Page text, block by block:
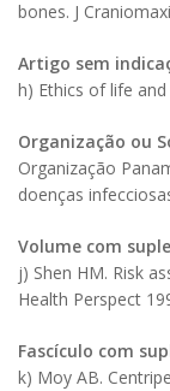
bones. J
Artigo sem
h) Ethics of life and
Organização ou
Organização
doenças
Volume com
j) Shen HM. Risk
Health Perspect
Fascículo com
k) Moy AB.